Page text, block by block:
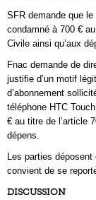
SFR demande que
condamné à 700 €
Civile ainsi qu’aux
Fnac demande de
justifie d’un motif
d’abonnement
téléphone HTC
€ au titre de l’article
dépens.
Les parties
convient de se
DISCUSSION